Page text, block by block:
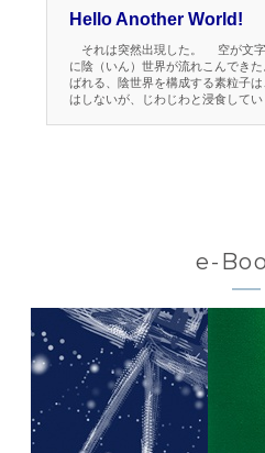
Hello Another World!
それは突然出現した。 空が文字
に陰（いん）世界が流れこんでき
ばれる、陰世界を構成する素粒子
はしないが、じわじわと浸食して
e-